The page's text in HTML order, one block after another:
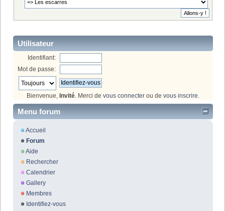
Utilisateur
Identifiant:
Mot de passe:
Bienvenue, Invité . Merci de vous connecter ou de vous inscrire
Menu forum
Accueil
Forum
Aide
Rechercher
Calendrier
Gallery
Membres
Identifiez-vous